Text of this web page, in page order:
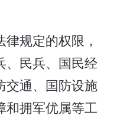
规定的权限，
、民兵、国民经
交通、国防设施
和拥军优属等工